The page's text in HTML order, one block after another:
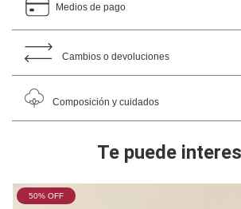
Medios de pago
Cambios o devoluciones
Composición y cuidados
Te puede
50% OFF